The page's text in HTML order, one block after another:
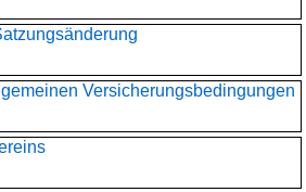
Versicherungsbedingungen